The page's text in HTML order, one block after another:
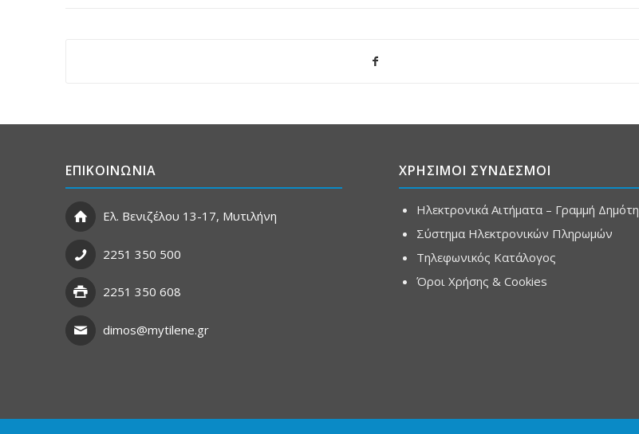
ΕΠΙΚΟΙΝΩΝΙΑ
Ελ. Βενιζέλου 13-17, Μυτιλήνη
2251 350 500
2251 350 608
dimos@mytilene.gr
ΧΡΗΣΙΜΟΙ ΣΥΝΔΕΣΜΟΙ
Ηλεκτρονικά Αιτήματα – Γραμμή Δημότη
Σύστημα Ηλεκτρονικών Πληρωμών
Τηλεφωνικός Κατάλογος
Όροι Χρήσης & Cookies